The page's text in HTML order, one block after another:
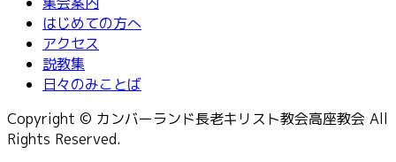
はじめての方へ
アクセス
説教集
日々のみことば
Copyright © カンバーランド長老キリスト教会高座教会 All
Rights Reserved.